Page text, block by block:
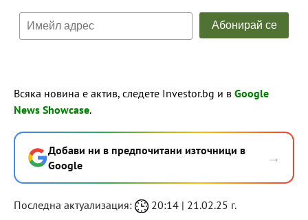
Всяка новина е актив, следете Investor.bg и в Google
News Showcase.
Добави ни в предпочитани източници в
Google
→
Последна актуализация: 20:14 | 21.02.25 г.